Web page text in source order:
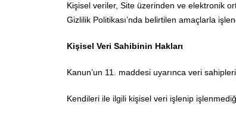
Kişisel veriler, Site üzerinden ve elektronik
Gizlilik Politikası’nda belirtilen amaçlarla
Kişisel Veri Sahibinin Hakları
Kanun’un 11. maddesi uyarınca veri sahipleri,
Kendileri ile ilgili kişisel veri işlenip